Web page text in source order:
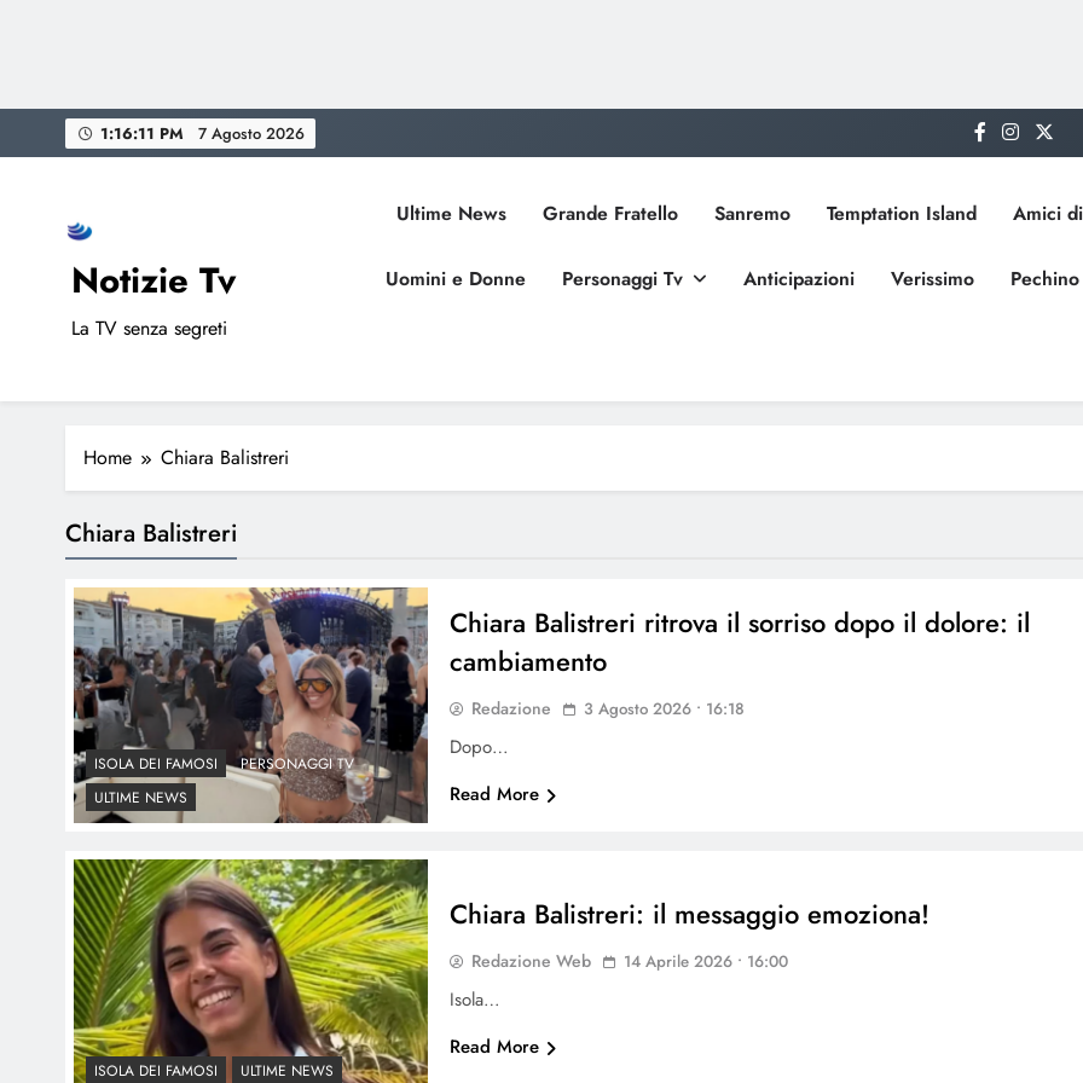
to
1:16:12 PM 7 Agosto 2026
Notizie Tv
La TV senza segreti
Ultime News Grande Fratello Sanremo Temptation Island Amici
Uomini e Donne Personaggi Tv Anticipazioni Verissimo
Home Chiara Balistreri
Chiara Balistreri
ISOLA DEI FAMOSI
PERSONAGGI TV
ULTIME NEWS
Chiara Balistreri ritrova il sorriso dopo il dolore: il
cambiamento
Redazione 3 Agosto 2026 • 16:18
Dopo…
Read More
ISOLA DEI FAMOSI ULTIME NEWS
Chiara Balistreri: il messaggio emoziona!
Redazione Web 14 Aprile 2026 • 16:00
Isola…
Read More